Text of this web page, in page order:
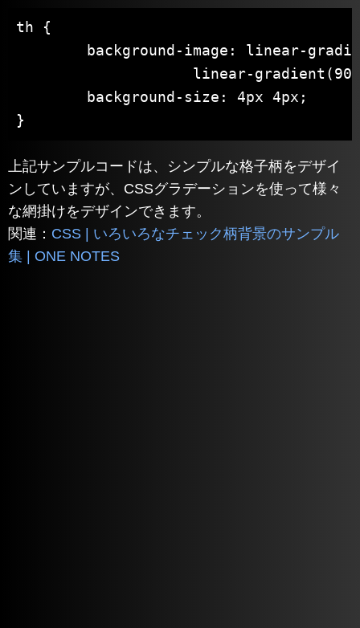
th {
linear-
}
上記サンプルコードは、シンプルな格子柄をデザイ
ンしていますが、CSSグラデーションを使って様々
な網掛けをデザインできます。
関連： CSS | いろいろなチェック柄背景のサンプル
集 | ONE NOTES